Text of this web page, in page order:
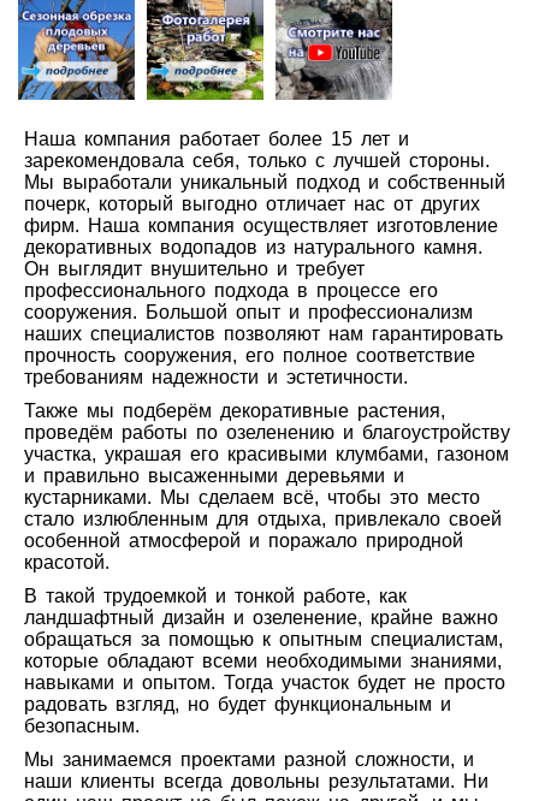
Наша компания работает более 15 лет и
зарекомендовала себя, только с лучшей стороны.
Мы выработали уникальный подход и собственный
почерк, который выгодно отличает нас от других
фирм. Наша компания осуществляет изготовление
декоративных водопадов из натурального камня.
Он выглядит внушительно и требует
профессионального подхода в процессе его
сооружения. Большой опыт и профессионализм
наших специалистов позволяют нам гарантировать
прочность сооружения, его полное соответствие
требованиям надежности и эстетичности.
Также мы подберём декоративные растения,
проведём работы по озеленению и благоустройству
участка, украшая его красивыми клумбами, газоном
и правильно высаженными деревьями и
кустарниками. Мы сделаем всё, чтобы это место
стало излюбленным для отдыха, привлекало своей
особенной атмосферой и поражало природной
красотой.
В такой трудоемкой и тонкой работе, как
ландшафтный дизайн и озеленение, крайне важно
обращаться за помощью к опытным специалистам,
которые обладают всеми необходимыми знаниями,
навыками и опытом. Тогда участок будет не просто
радовать взгляд, но будет функциональным и
безопасным.
Мы занимаемся проектами разной сложности, и
наши клиенты всегда довольны результатами. Ни